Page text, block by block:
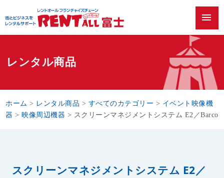
menu
レンタル商品
ホーム > レンタル商品 > すべてのカテゴリー > イベント映像機
器 >映像周辺機器 > スクリーンマネジメントシステム E2／Barco
スクリーンマネジメントシステム E2／